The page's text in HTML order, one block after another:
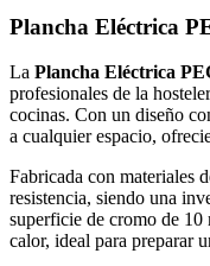
Plancha Eléctrica
La Plancha Eléctrica
profesionales de la
cocinas. Con un diseño
a cualquier espacio,
Fabricada con materiales
resistencia, siendo una
superficie de cromo de
calor, ideal para preparar